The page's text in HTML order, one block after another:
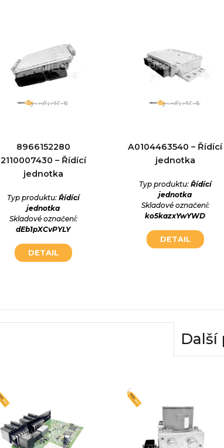
8966152280
2110007430 – Řídící
jednotka
Typ produktu: Řídící
jednotka
Skladové označení:
dEb1pXCvPYLY
DETAIL
A0104463540 – Řídící
jednotka
Typ produktu: Řídící
jednotka
Skladové označení:
ko5kazxYwYWD
DETAIL